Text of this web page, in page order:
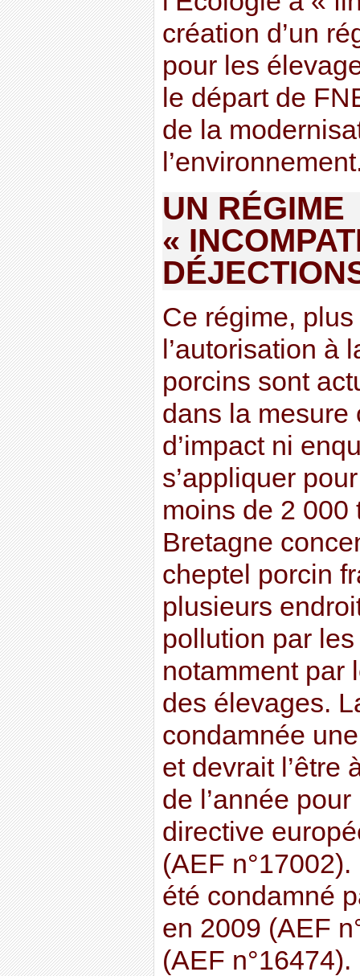
création d’un
pour les
le départ de
de la
UN RÉGIME
«
Ce régime,
l’autorisation à
porcins sont
dans la mesure
d’impact ni
s’appliquer
moins de 2 000
Bretagne
cheptel porcin
plusieurs
pollution par
notamment par
des élevages.
condamnée
et devrait l’être
de l’année
directive
(AEF n°17002).
été condamné
en 2009 (AEF
(AEF n°16474).